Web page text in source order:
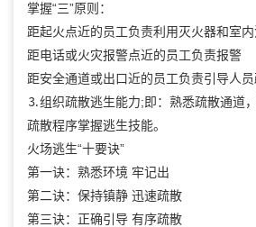
掌握“三”原则：
距起火点近的员工负责利用灭火器和室
距电话或火灾报警点近的员工负责报警
距安全通道或出口近的员工负责引导人
⒊组织疏散逃生能力;即：熟悉疏散通道
疏散程序掌握逃生技能。
火场逃生“十要诀”
第一诀：熟悉环境 牢记出
第二诀：保持镇静 迅速疏散
第三诀：正确引导 有序疏散